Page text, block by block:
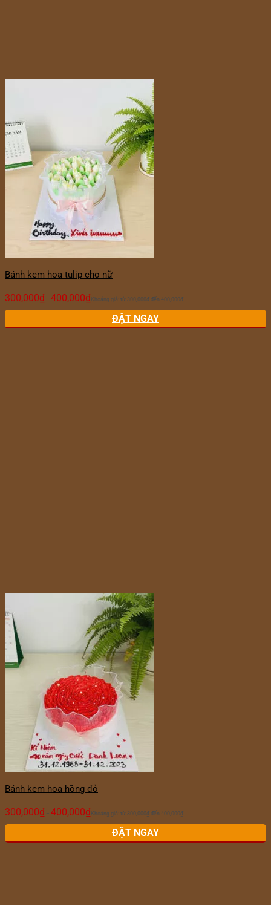
Bánh kem hoa tulip cho nữ
300,000₫ – 400,000₫ Khoảng giá: từ 300,000₫ đến 400,000₫
ĐẶT NGAY
Bánh kem hoa hồng đỏ
300,000₫ – 400,000₫ Khoảng giá: từ 300,000₫ đến 400,000₫
ĐẶT NGAY